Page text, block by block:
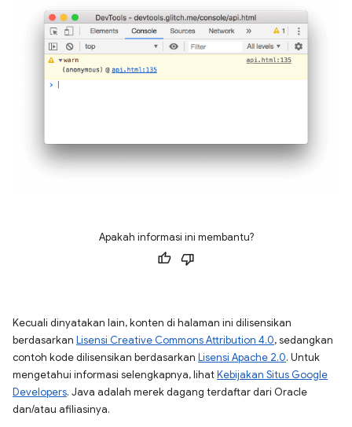
Apakah informasi ini membantu?
Kecuali dinyatakan lain, konten di halaman ini dilisensikan
berdasarkan Lisensi Creative Commons Attribution 4.0, sedangkan
contoh kode dilisensikan berdasarkan Lisensi Apache 2.0. Untuk
mengetahui informasi selengkapnya, lihatKebijakan Situs Google
Developers. Java adalah merek dagang terdaftar dari Oracle
dan/atau afiliasinya.